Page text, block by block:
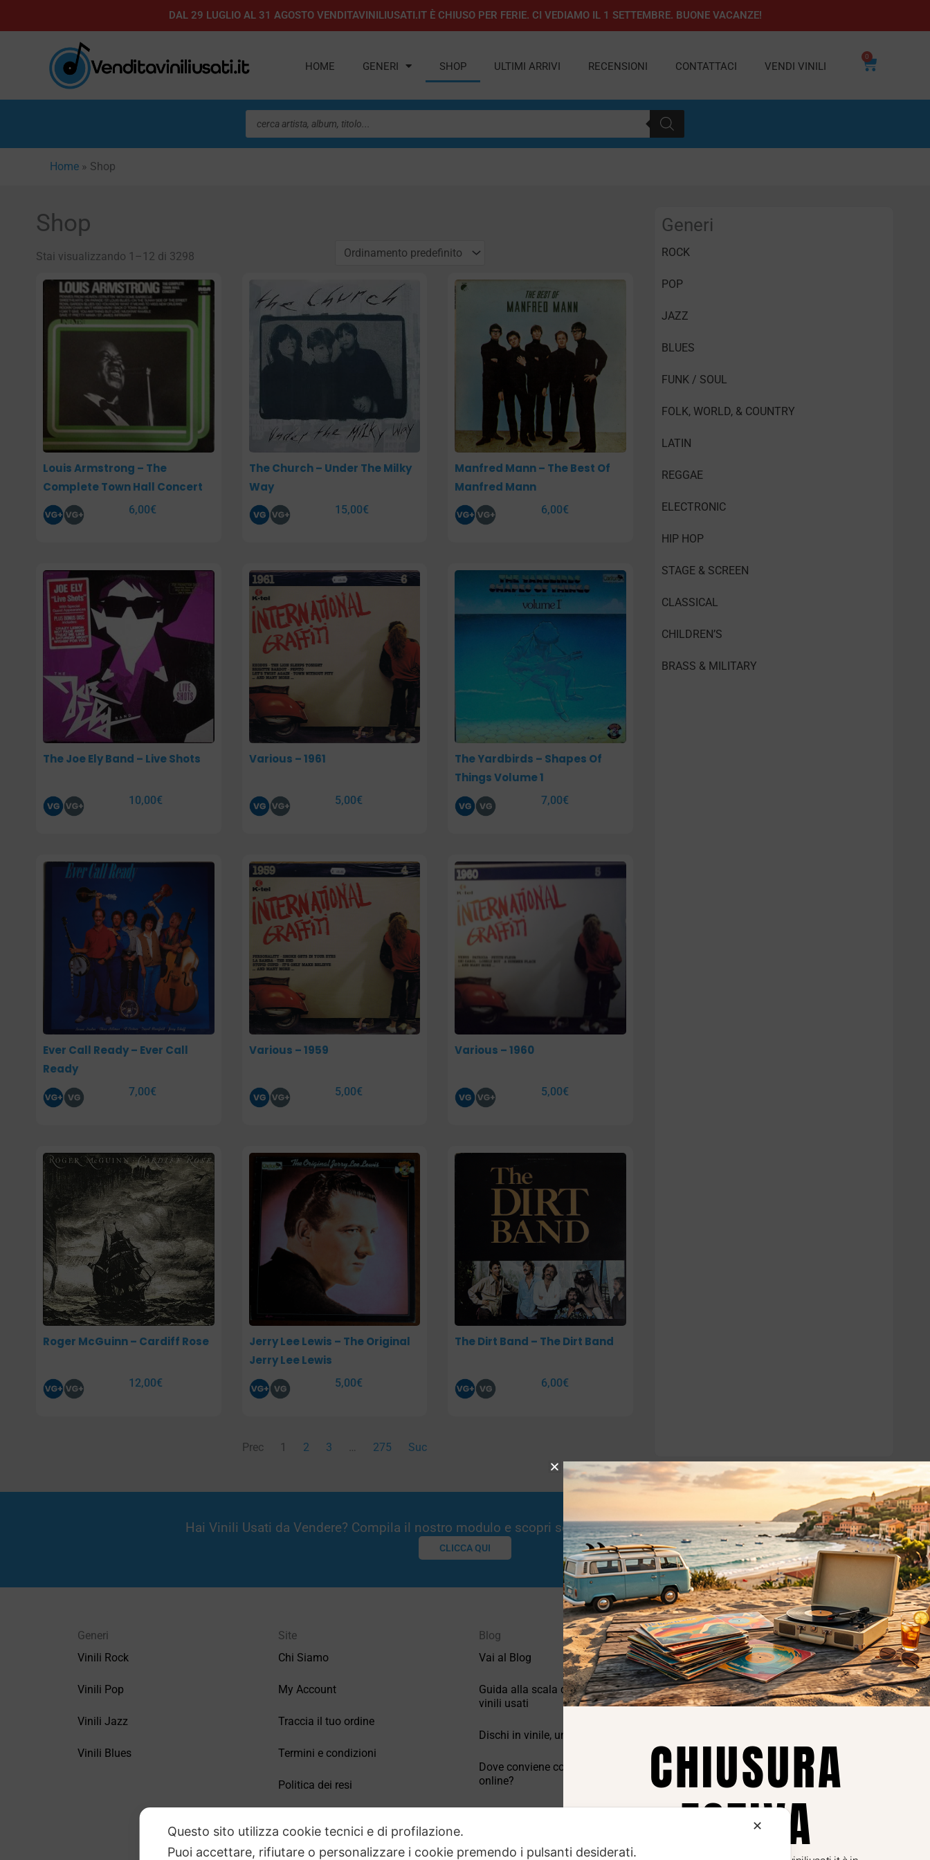
al
DAL 29 LUGLIO AL 31 AGOSTO VENDITAVINILIUSATI.IT È CHIUSO PER FERIE. CI VEDIAMO IL 1 SETTEMBRE. BUONE VACANZE!
HOME GENERI SHOP ULTIMI ARRIVI RECENSIONI CONTATTACI VENDI VINILI
0
Carrello
Ricerca
prodotti
Home » Shop
Shop
Stai visualizzando 1–12 di 3298
Louis Armstrong – The
Complete Town Hall Concert
6,00€
The Church – Under The Milky
Way
15,00€
Manfred Mann – The Best Of
Manfred Mann
6,00€
The Joe Ely Band – Live Shots
10,00€
Various – 1961
5,00€
The Yardbirds – Shapes Of
Things Volume 1
7,00€
Ever Call Ready – Ever Call
Ready
7,00€
Various – 1959
5,00€
Various – 1960
5,00€
Roger McGuinn – Cardiff Rose
12,00€
Jerry Lee Lewis – The Original
Jerry Lee Lewis
5,00€
The Dirt Band – The Dirt Band
6,00€
Prec 1 2 3
Pagina
275 Suc
Generi
ROCK
POP
JAZZ
BLUES
FUNK / SOUL
FOLK, WORLD, & COUNTRY
LATIN
REGGAE
ELECTRONIC
HIP HOP
STAGE & SCREEN
CLASSICAL
CHILDREN’S
BRASS & MILITARY
Hai Vinili Usati da Vendere? Compila il nostro modulo e scopri se potremmo essere interessati!
CLICCA QUI
Generi
Vinili Rock
Vinili Pop
Vinili Jazz
Vinili Blues
Site
Chi Siamo
My Account
Traccia il tuo ordine
Termini e condizioni
Politica dei resi
Blog
Vai al Blog
Guida alla scala di valutazione dei
vinili usati
Dischi in vinile, un po’ di storia.
Dove conviene comprare vinili
online?
Privacy
Privacy Policy
Cookie Policy (UE)
✕
Questo sito utilizza cookie tecnici e di profilazione.
Puoi accettare, rifiutare o personalizzare i cookie premendo i pulsanti desiderati.
CHIUSURA
ESTIVA